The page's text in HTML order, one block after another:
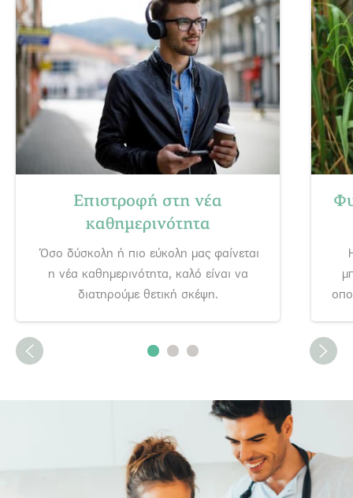
Επιστροφή στη νέα
καθημερινότητα
Όσο δύσκολη ή πιο εύκολη μας φαίνεται
η νέα καθημερινότητα, καλό είναι να
διατηρούμε θετική σκέψη.